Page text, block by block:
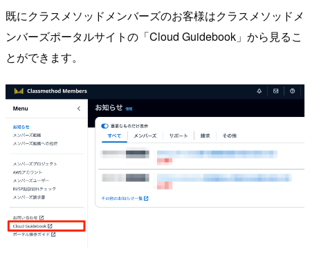
既にクラスメソッドメンバーズのお客様はクラスメソッドメ
ンバーズポータルサイトの「Cloud Guidebook」から見るこ
とができます。